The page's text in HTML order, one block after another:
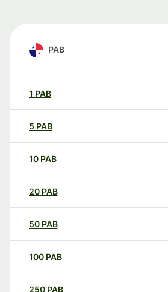
PAB
1 PAB
5 PAB
10 PAB
20 PAB
50 PAB
100 PAB
250 PAB